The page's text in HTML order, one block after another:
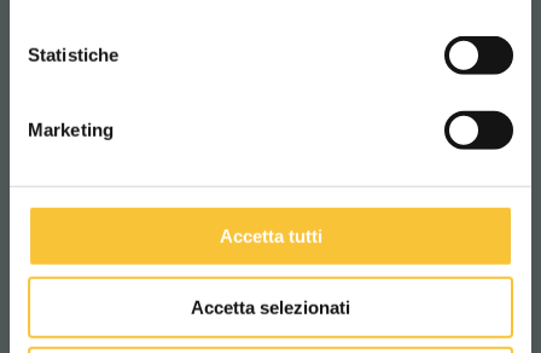
Statistiche
Marketing
Accetta tutti
Accetta selezionati